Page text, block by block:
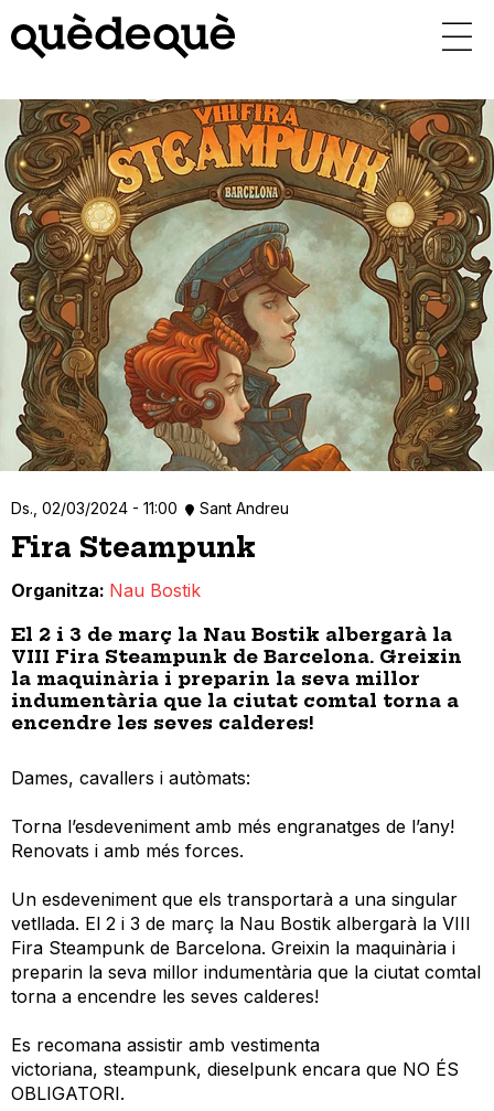
contingut
Ds., 02/03/2024 - 11:00 Sant Andreu
Fira Steampunk
Organitza Nau Bostik
El 2 i 3 de març la Nau Bostik albergarà la
VIII Fira Steampunk de Barcelona. Greixin
la maquinària i preparin la seva millor
indumentària que la ciutat comtal torna a
encendre les seves calderes!
Dames, cavallers i autòmats:
Torna l’esdeveniment amb més engranatges de l’any!
Renovats i amb més forces.
Un esdeveniment que els transportarà a una singular
vetllada. El 2 i 3 de març la Nau Bostik albergarà la VIII
Fira Steampunk de Barcelona. Greixin la maquinària i
preparin la seva millor indumentària que la ciutat comtal
torna a encendre les seves calderes!
Es recomana assistir amb vestimenta
victoriana, steampunk, dieselpunk encara que NO ÉS
OBLIGATORI.